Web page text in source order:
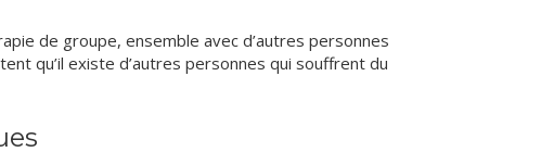
de groupe, ensemble avec d’autres personnes
qu’il existe d’autres personnes qui souffrent du